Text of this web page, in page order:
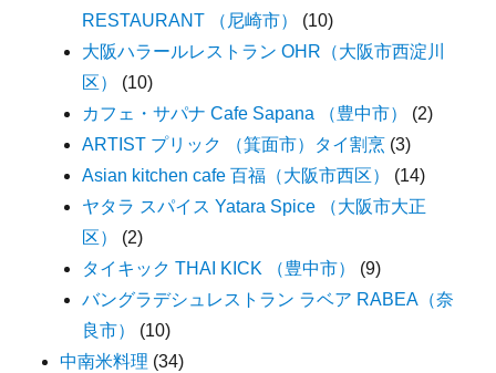
RESTAURANT （尼崎市）
(10)
大阪ハラールレストラン OHR（大阪市西淀川
区）
(10)
カフェ・サパナ Cafe Sapana （豊中市）
(2)
ARTIST プリック （箕面市）タイ割烹 (3)
Asian kitchen cafe 百福（大阪市西区）
(14)
ヤタラ スパイス Yatara Spice （大阪市大正
区）
(2)
タイキック THAI KICK （豊中市）
(9)
バングラデシュレストラン ラベア RABEA（奈
良市）
(10)
中南米料理 (34)